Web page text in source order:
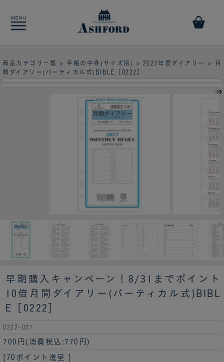
商品カテゴリ一覧 > 手帳の中身(サイズ別) > 2027年度ダイアリー
> 月
間ダイアリー(バーティカル式)BIBLE［0222］
早期購入キャンペーン！8/31までポイント
10倍 月間ダイアリー(バーティカル式)BIBL
E［0222］
0222-027
700円 (消費税込:770円)
[70ポイント進呈 ]